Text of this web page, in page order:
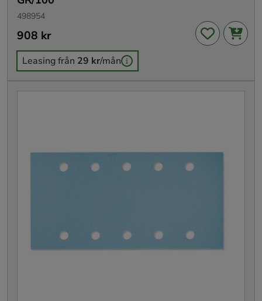
498954
Pris: 908 kr
908 kr
Leasing från 29 kr/mån